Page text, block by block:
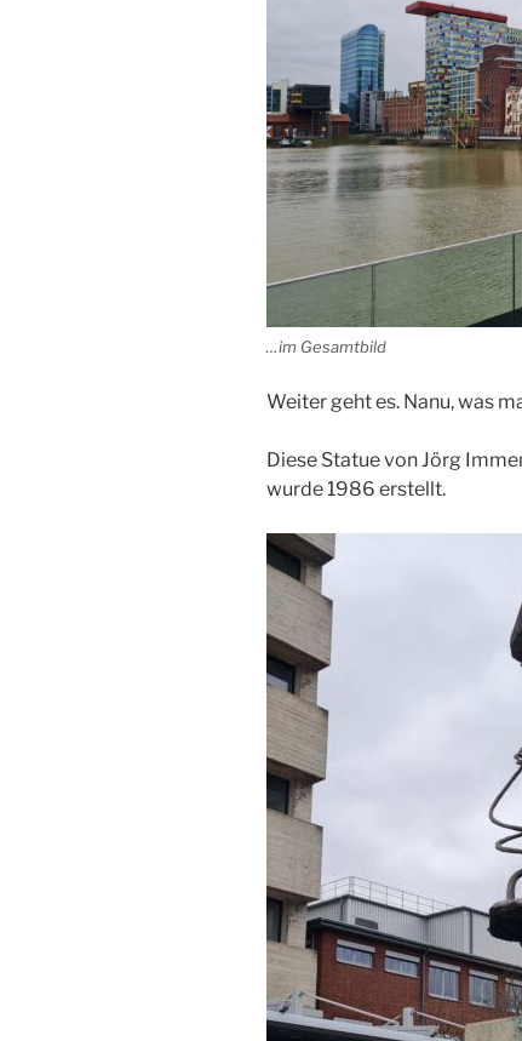
…im Gesamtbild
Weiter geht es. Nanu, was
Diese Statue von Jörg
wurde 1986 erstellt.